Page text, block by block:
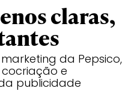
claras,
da Pepsico,
e
publicidade